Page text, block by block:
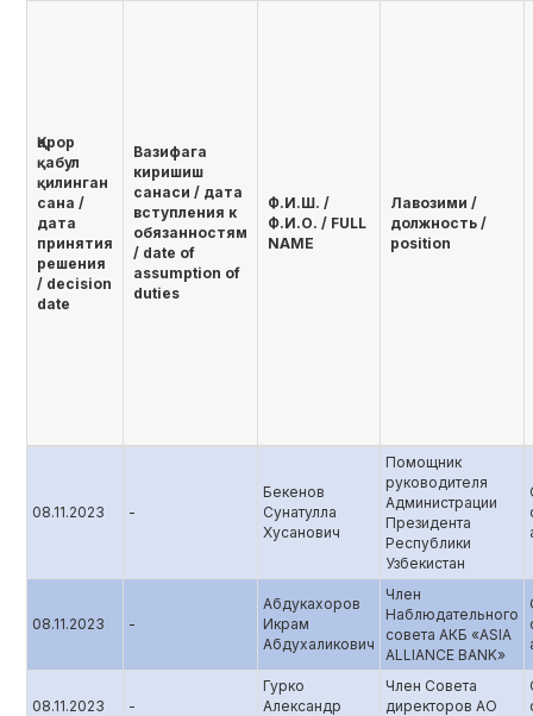
Қарор
қабул
қилинган
сана /
дата
принятия
решения
/ decision
date
Вазифага
киришиш
санаси / дата
вступления к
обязанностям
/ date of
assumption of
duties
Ф.И.Ш. /
Ф.И.О. / FULL
NAME
Лавозими /
должность /
position
08.11.2023 -
Бекенов
Сунатулла
Хусанович
Помощник
руководителя
Администрации
Президента
Республики
Узбекистан
08.11.2023 -
Абдукахоров
Икрам
Абдухаликович
Член
Наблюдательного
совета АКБ «ASIA
ALLIANCE BANK»
08.11.2023 -
Гурко
Александр
Член Совета
директоров АО